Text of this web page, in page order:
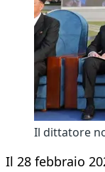
Il dittatore
Il 28 febbraio